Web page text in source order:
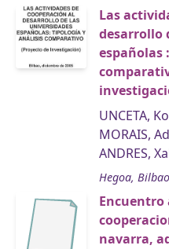
Las
desarrollo
españolas
UNCETA,
MORAIS,
ANDRES,
Hegoa,
navarra,